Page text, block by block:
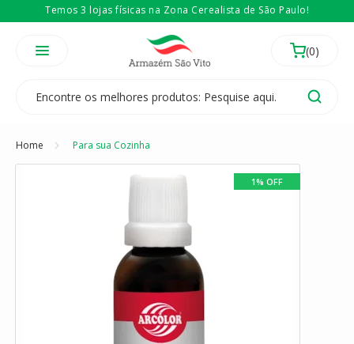
Temos 3 lojas físicas na Zona Cerealista de São Paulo!
É revendedor? EntãoCompre no atacado
Home Para sua Cozinha
1% OFF